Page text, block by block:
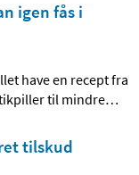
igen fås i
have en recept fra
til mindre…
tilskud